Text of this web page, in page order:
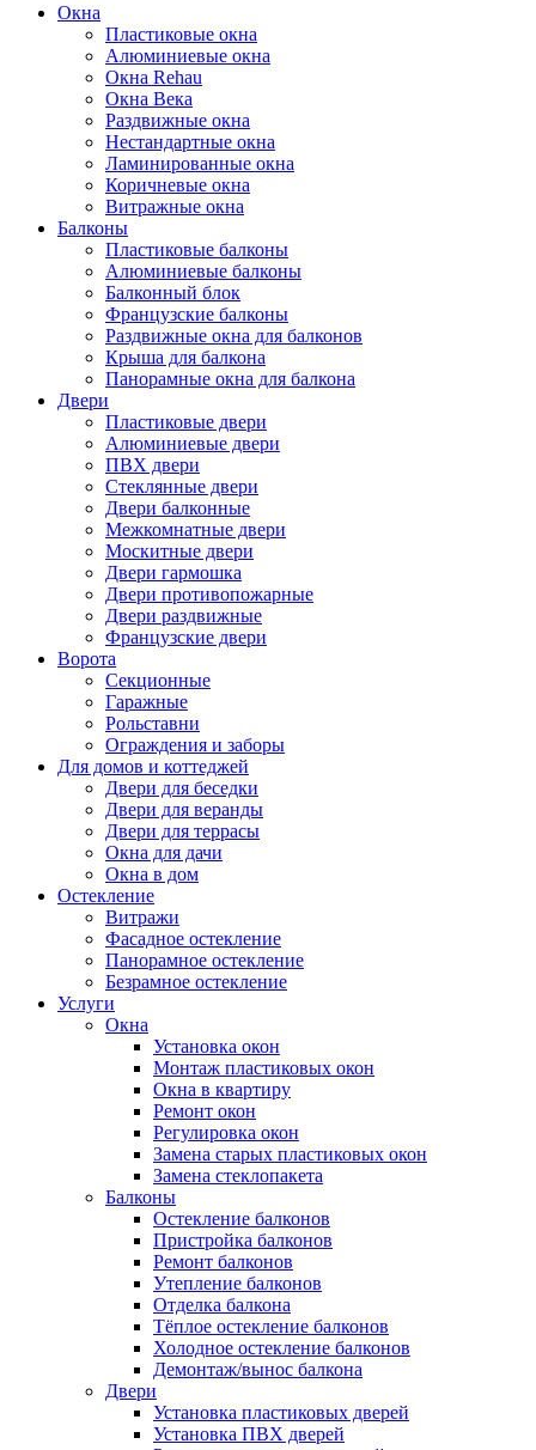
Окна
Пластиковые окна
Алюминиевые окна
Окна Rehau
Окна Века
Раздвижные окна
Нестандартные окна
Ламинированные окна
Коричневые окна
Витражные окна
Балконы
Пластиковые балконы
Алюминиевые балконы
Балконный блок
Французские балконы
Раздвижные окна для балконов
Крыша для балкона
Панорамные окна для балкона
Двери
Пластиковые двери
Алюминиевые двери
ПВХ двери
Стеклянные двери
Двери балконные
Межкомнатные двери
Москитные двери
Двери гармошка
Двери противопожарные
Двери раздвижные
Французские двери
Ворота
Секционные
Гаражные
Рольставни
Ограждения и заборы
Для домов и коттеджей
Двери для беседки
Двери для веранды
Двери для террасы
Окна для дачи
Окна в дом
Остекление
Витражи
Фасадное остекление
Панорамное остекление
Безрамное остекление
Услуги
Окна
Установка окон
Монтаж пластиковых окон
Окна в квартиру
Ремонт окон
Регулировка окон
Замена старых пластиковых окон
Замена стеклопакета
Балконы
Остекление балконов
Пристройка балконов
Ремонт балконов
Утепление балконов
Отделка балкона
Тёплое остекление балконов
Холодное остекление балконов
Демонтаж/вынос балкона
Двери
Установка пластиковых дверей
Установка ПВХ дверей